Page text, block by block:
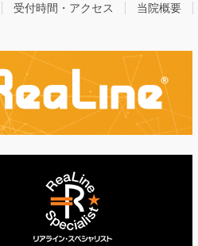
受付時間・アクセス 当院概要